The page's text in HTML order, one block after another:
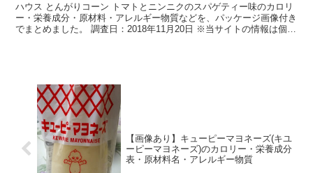
ハウス とんがりコーン トマトとニンニクのスパゲティー味のカロリ
ー・栄養成分・原材料・アレルギー物質などを、パッケージ画像付き
でまとめました。 調査日：2018年11月20日 ※当サイトの情報は個人
【画像あり】キューピーマヨネーズ(キユ
ーピーマヨネーズ)のカロリー・栄養成分
表・原材料名・アレルギー物質